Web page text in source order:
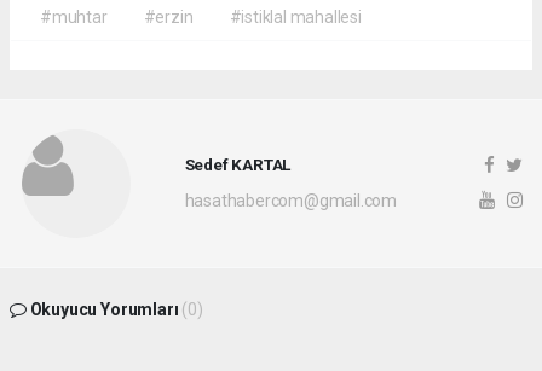
#muhtar #erzin #istiklal mahallesi
Sedef KARTAL
hasathabercom@gmail.com
Okuyucu Yorumları (0)